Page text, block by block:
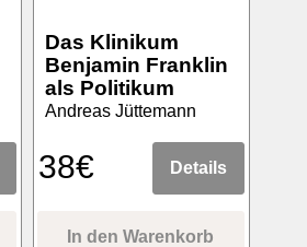
Das Klinikum
Benjamin Franklin
als Politikum
Andreas Jüttemann
38€ Details
In den Warenkorb